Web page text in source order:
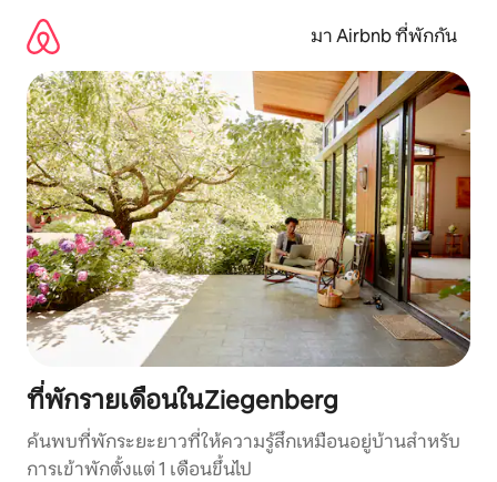
เนื้อหา
มา Airbnb ที่พักกัน
ที่พักรายเดือนในZiegenberg
ค้นพบที่พักระยะยาวที่ให้ความรู้สึกเหมือนอยู่บ้านสำหรับ
การเข้าพักตั้งแต่ 1 เดือนขึ้นไป